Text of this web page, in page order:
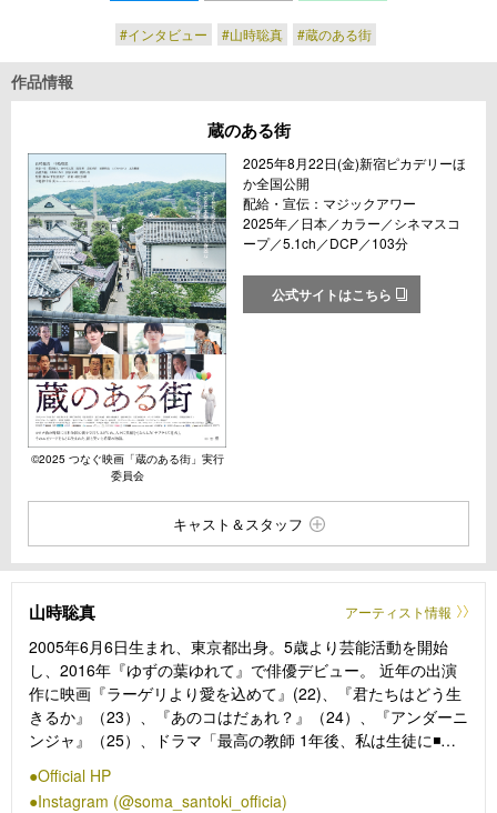
#インタビュー #山時聡真 #蔵のある街
作品情報
蔵のある街
©︎2025 つなぐ映画「蔵のある街」実行
委員会
2025年8月22日(金)新宿ピカデリーほ
か全国公開
配給・宣伝：マジックアワー
2025年／日本／カラー／シネマスコ
ープ／5.1ch／DCP／103分
公式サイトはこちら
キャスト＆スタッフ
山時聡真 アーティスト情報
2005年6月6日生まれ、東京都出身。5歳より芸能活動を開始
し、2016年『ゆずの葉ゆれて』で俳優デビュー。 近年の出演
作に映画『ラーゲリより愛を込めて』(22)、『君たちはどう生
きるか』（23）、『あのコはだぁれ？』（24）、『アンダーニ
ンジャ』（25）、ドラマ「最高の教師 1年後、私は生徒に◾️さ
Official HP
Instagram (@soma_santoki_officia)